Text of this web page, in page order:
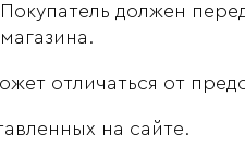
должен
отличаться от
на сайте.